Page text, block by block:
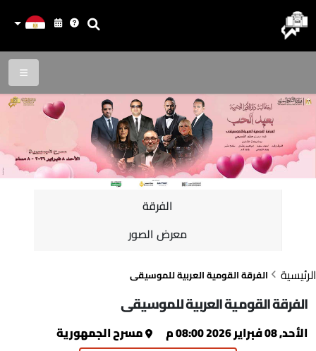
الفرقة
معرض الصور
الرئيسية
الفرقة القومية العربية للموسيقى
الفرقة القومية العربية للموسيقى
الأحد, 08 فبراير 2026 08:00 م
مسرح الجمهورية